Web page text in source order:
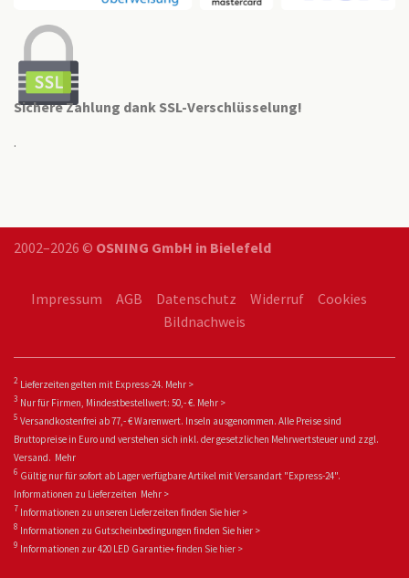
Sichere Zahlung dank SSL-Verschlüsselung!
.
2002–2026 © OSNING GmbH in Bielefeld
Impressum AGB Datenschutz Widerruf
Cookies
Bildnachweis
2 Lieferzeiten gelten mit Express-24. Mehr >
3 Nur für Firmen, Mindestbestellwert: 50,- €. Mehr >
5 Versandkostenfrei ab 77,- € Warenwert. Inseln ausgenommen. Alle Preise sind
Bruttopreise in Euro und verstehen sich inkl. der gesetzlichen Mehrwertsteuer und zzgl.
Versand. Mehr
6 Gültig nur für sofort ab Lager verfügbare Artikel mit Versandart "Express-24".
Informationen zu Lieferzeiten Mehr >
7 Informationen zu unseren Lieferzeiten finden Sie hier >
8 Informationen zu Gutscheinbedingungen finden Sie hier >
9 Informationen zur 420 LED Garantie+ finden Sie hier >